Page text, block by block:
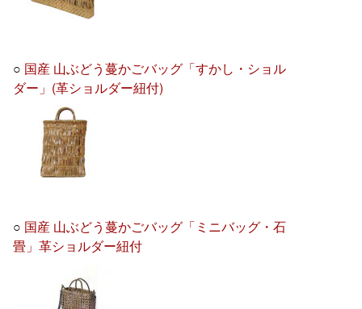
○ 国産 山ぶどう蔓かごバッグ「すかし・ショル
ダー」(革ショルダー紐付)
○ 国産 山ぶどう蔓かごバッグ「ミニバッグ・石
畳」革ショルダー紐付